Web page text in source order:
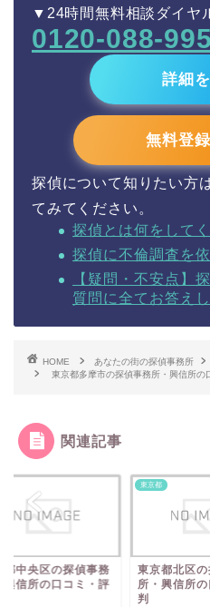
▼24時間無料相談ダイヤ
0120-088-995
詳細
無料登
探偵について知りたい方
てみてください。
探偵とは何をして
探偵に不倫調査を
【疑問・不安点】
質問に全てお答え
HOME あなたの街の探偵事務所
東京都多摩市の探偵事務所・興信所の
関連記事
都中央区の探偵事務
興信所の口コミ・評
東京都
東京都北区
所・興信所
判